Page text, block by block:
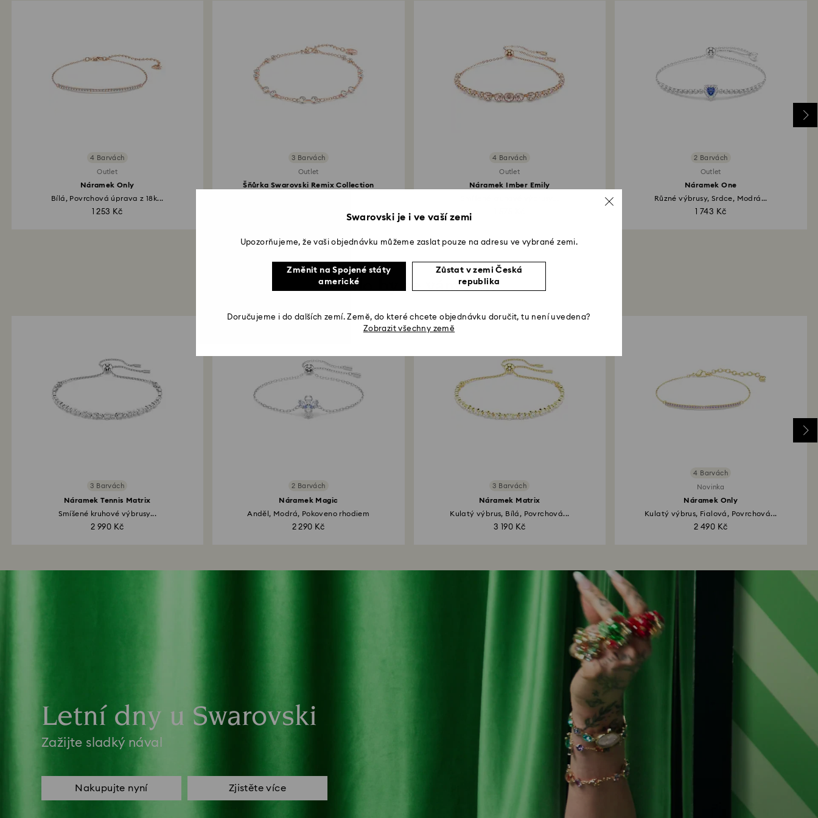
4 Barvách
Outlet
Náramek Only
Bílá, Povrchová úprava z 18k...
1 253 Kč
3 Barvách
Outlet
Šňůrka Swarovski Remix Collection
4 Barvách
Outlet
Náramek Imber Emily
2 Barvách
Outlet
Náramek One
Různé výbrusy, Srdce, Modrá...
1 743 Kč
Mohlo by se vám líbit
3 Barvách
Náramek Tennis Matrix
Smíšené kruhové výbrusy...
2 990 Kč
2 Barvách
Náramek Magic
Anděl, Modrá, Pokoveno rhodiem
2 290 Kč
3 Barvách
Náramek Matrix
Kulatý výbrus, Bílá, Povrchová...
3 190 Kč
4 Barvách
Novinka
Náramek Only
Kulatý výbrus, Fialová, Povrchová...
2 490 Kč
Letní dny u Swarovski
Zažijte sladký nával
Nakupujte nyní Zjistěte více
Swarovski je i ve vaší zemi
Upozorňujeme, že vaši objednávku můžeme zaslat pouze na adresu ve vybrané zemi.
Změnit na Spojené státy
americké
Zůstat v zemi Česká
republika
Doručujeme i do dalších zemí. Země, do které chcete objednávku doručit, tu není uvedena?
Zobrazit všechny země